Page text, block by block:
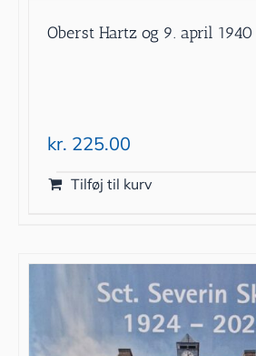
Oberst Hartz og 9. april
kr. 225.00
Tilføj til kurv